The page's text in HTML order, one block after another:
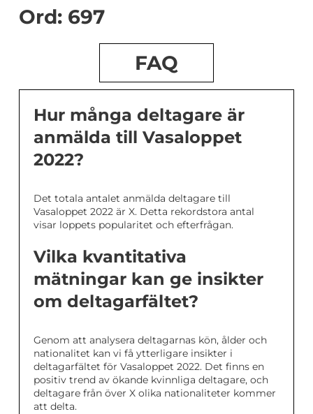
Ord: 697
FAQ
Hur många deltagare är
anmälda till Vasaloppet
2022?
Det totala antalet anmälda deltagare till
Vasaloppet 2022 är X. Detta rekordstora antal
visar loppets popularitet och efterfrågan.
Vilka kvantitativa
mätningar kan ge insikter
om deltagarfältet?
Genom att analysera deltagarnas kön, ålder och
nationalitet kan vi få ytterligare insikter i
deltagarfältet för Vasaloppet 2022. Det finns en
positiv trend av ökande kvinnliga deltagare, och
deltagare från över X olika nationaliteter kommer
att delta.